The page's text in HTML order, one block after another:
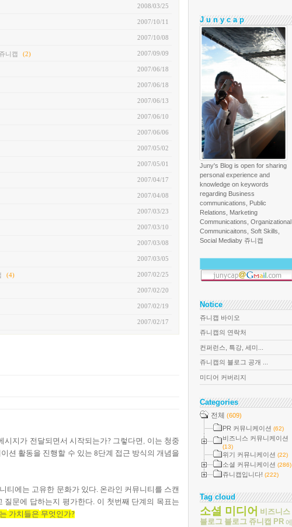
2008/03/25
2007/10/11
2007/10/08
2007/09/09
니캡 (2)
2007/06/18
2007/06/18
2007/06/13
2007/06/10
2007/06/06
2007/05/02
2007/05/01
2007/04/17
2007/04/08
2007/03/23
2007/03/10
2007/03/08
2007/03/05
2007/02/25
(4)
2007/02/20
2007/02/19
2007/02/17
시지가 전달되면서 시작되는가? 그렇다면 , 이는 청중
션 활동을 진행할 수 있는 8단계 접근 방식의 개념을
티에는 고유한 문화가 있다. 온라인 커뮤니티를 스캔
질문에 답하는지 평가한다. 이 첫번째 단계의 목표는
가치들은 무엇인가?
J u n y c a p
Juny's Blog is open for sharing
personal experience and
knowledge on keywords
regarding Business
communications, Public
Relations, Marketing
Communications, Organizational
Communicaitons, Soft Skills,
Social Mediaby 쥬니캡
Notice
쥬니캡 바이오
쥬니캡의 연락처
컨퍼런스, 특강, 세미...
쥬니캡의 블로그 공개 ...
미디어 커버리지
Categories
전체 (609)
PR 커뮤니케이션 (62)
비즈니스 커뮤니케이션
(13)
위기 커뮤니케이션 (22)
소셜 커뮤니케이션 (286)
쥬니캡입니다! (222)
Tag cloud
소셜 미디어 비즈니스
블로그 블로그 쥬니캡 PR 에